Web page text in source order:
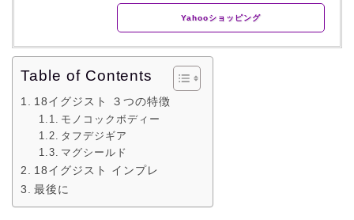
Yahooショッピング
Table of Contents
18イグジスト ３つの特徴
モノコックボディー
タフデジギア
マグシールド
18イグジスト インプレ
最後に